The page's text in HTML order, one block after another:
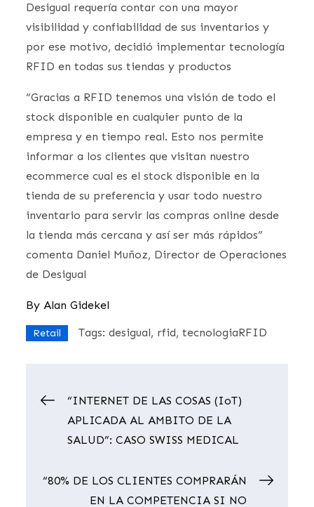
Desigual requería contar con una mayor
visibilidad y confiabilidad de sus inventarios y
por ese motivo, decidió implementar tecnología
RFID en todas sus tiendas y productos
“Gracias a RFID tenemos una visión de todo el
stock disponible en cualquier punto de la
empresa y en tiempo real. Esto nos permite
informar a los clientes que visitan nuestro
ecommerce cual es el stock disponible en la
tienda de su preferencia y usar todo nuestro
inventario para servir las compras online desde
la tienda más cercana y así ser más rápidos”
comenta Daniel Muñoz, Director de Operaciones
de Desigual
ByAlan Gidekel
Retail Tags:desigual rfid tecnologiaRFID
Navegación
de
entradas
“INTERNET DE LAS COSAS (IoT)
APLICADA AL AMBITO DE LA
SALUD”: CASO SWISS MEDICAL
“80% DE LOS CLIENTES COMPRARÁN
EN LA COMPETENCIA SI NO